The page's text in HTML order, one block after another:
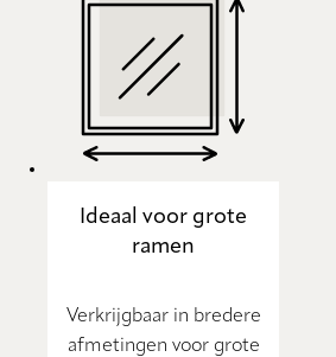
Ideaal voor grote
ramen
Verkrijgbaar in bredere
afmetingen voor grote